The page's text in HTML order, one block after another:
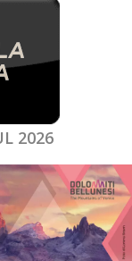
2026